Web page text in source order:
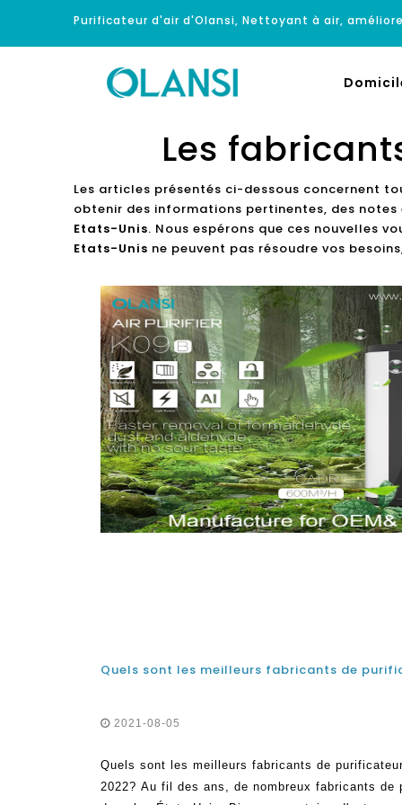
Purificateur d'air d'Olansi, Nettoyant à air,
Les
Les articles présentés ci-dessous concernent
obtenir des informations pertinentes, des
Etats-Unis. Nous espérons que ces nouvelles
Etats-Unis ne peuvent pas résoudre vos
2021-08-05
Quels sont les meilleurs fabricants de
2022? Au fil des ans, de nombreux fabricants de